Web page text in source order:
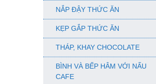
NẮP ĐẬY THỨC ĂN
KẸP GẮP THỨC ĂN
THÁP, KHAY CHOCOLATE
BÌNH VÀ BẾP HÂM VỚI NẤU
CAFE